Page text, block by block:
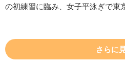
の初練習に臨み、女子平泳ぎで
さらに